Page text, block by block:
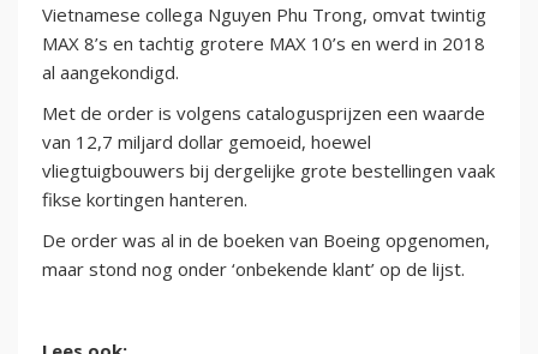
Vietnamese collega Nguyen Phu Trong, omvat twintig
MAX 8’s en tachtig grotere MAX 10’s en werd in 2018
al aangekondigd.
Met de order is volgens catalogusprijzen een waarde
van 12,7 miljard dollar gemoeid, hoewel
vliegtuigbouwers bij dergelijke grote bestellingen vaak
fikse kortingen hanteren.
De order was al in de boeken van Boeing opgenomen,
maar stond nog onder ‘onbekende klant’ op de lijst.